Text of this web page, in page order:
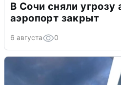
В Сочи сняли угрозу
аэропорт закрыт
6 августа 0